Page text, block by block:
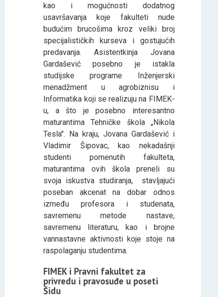
kao i mogućnosti dodatnog
usavršavanja koje fakulteti nude
budućim brucošima kroz veliki broj
specijalističkih kurseva i gostujućih
predavanja. Asistentkinja Jovana
Gardašević posebno je istakla
studijske programe Inženjerski
menadžment u agrobiznisu i
Informatika koji se realizuju na FIMEK-
u, a što je posebno interesantno
maturantima Tehničke škola „Nikola
Tesla". Na kraju, Jovana Gardašević i
Vladimir Šipovac, kao nekadašnji
studenti pomenutih fakulteta,
maturantima ovih škola preneli su
svoja iskustva studiranja, stavljajući
poseban akcenat na dobar odnos
između profesora i studenata,
savremenu metode nastave,
savremenu literaturu, kao i brojne
vannastavne aktivnosti koje stoje na
raspolaganju studentima.
FIMEK i Pravni fakultet za
privredu i pravosuđe u poseti
Šidu